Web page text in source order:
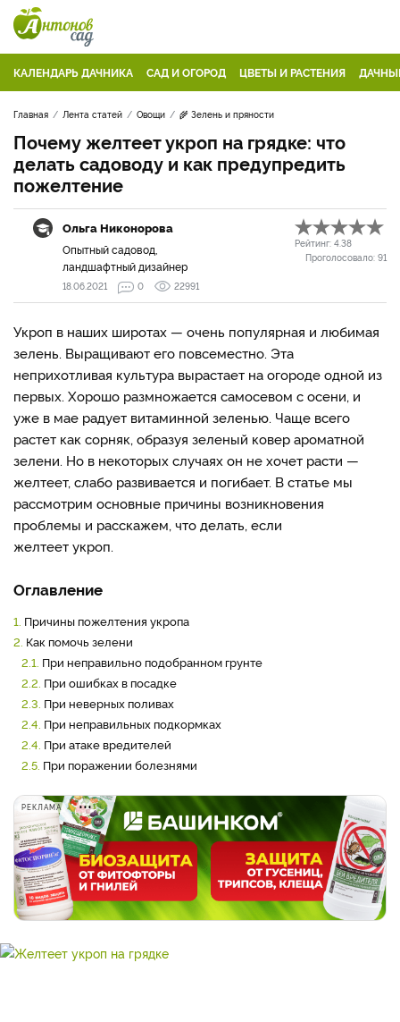
КАЛЕНДАРЬ ДАЧНИКА САД И ОГОРОД ЦВЕТЫ И РАСТЕНИЯ
Главная Лента статей Овощи 🌾 Зелень и пряности
Почему желтеет укроп на грядке: что
делать садоводу и как предупредить
пожелтение
Ольга Никонорова
Опытный садовод,
ландшафтный дизайнер
Рейтинг: 4.38
Проголосовало: 91
18.06.2021 0 22991
Укроп в наших широтах — очень популярная и любимая
зелень. Выращивают его повсеместно. Эта
неприхотливая культура вырастает на огороде одной из
первых. Хорошо размножается самосевом с осени, и
уже в мае радует витаминной зеленью. Чаще всего
растет как сорняк, образуя зеленый ковер ароматной
зелени. Но в некоторых случаях он не хочет расти —
желтеет, слабо развивается и погибает. В статье мы
рассмотрим основные причины возникновения
проблемы и расскажем, что делать, если
желтеет укроп.
Оглавление
1. Причины пожелтения укропа
2. Как помочь зелени
2.1. При неправильно подобранном грунте
2.2. При ошибках в посадке
2.3. При неверных поливах
2.4. При неправильных подкормках
2.4. При атаке вредителей
2.5. При поражении болезнями
РЕКЛАМА